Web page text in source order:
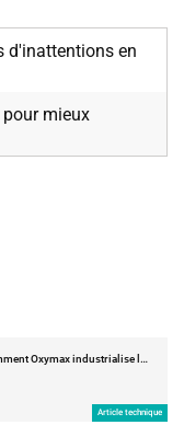
d'inattentions en
mieux
Oxymax industrialise l…
Article technique